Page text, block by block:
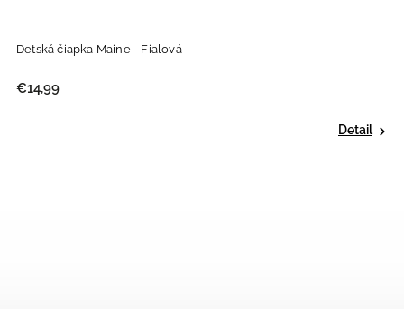
Detská čiapka Maine - Fialová
€14,99
Detail